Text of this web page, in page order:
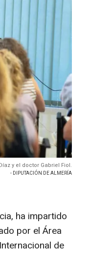
y el doctor Gabriel Fiol.
- DIPUTACIÓN DE ALMERÍA
ha impartido
por el Área
de